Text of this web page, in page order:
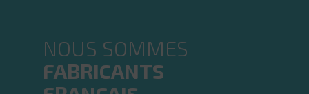
NOUS SOMMES
FABRICANTS